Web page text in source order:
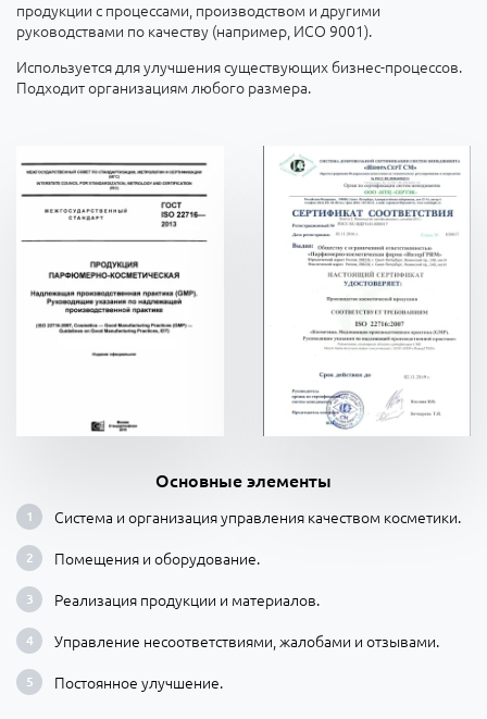
продукции с процессами, производством и другими
руководствами по качеству (например, ИСО 9001).
Используется для улучшения существующих бизнес-процессов.
Подходит организациям любого размера.
Основные элементы
Система и организация управления качеством косметики.
Помещения и оборудование.
Реализация продукции и материалов.
Управление несоответствиями, жалобами и отзывами.
Постоянное улучшение.